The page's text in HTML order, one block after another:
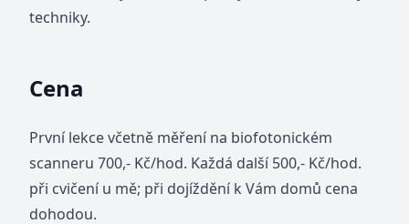
techniky.
Cena
První lekce včetně měření na biofotonickém
scanneru 700,- Kč/hod. Každá další 500,- Kč/hod.
při cvičení u mě; při dojíždění k Vám domů cena
dohodou.